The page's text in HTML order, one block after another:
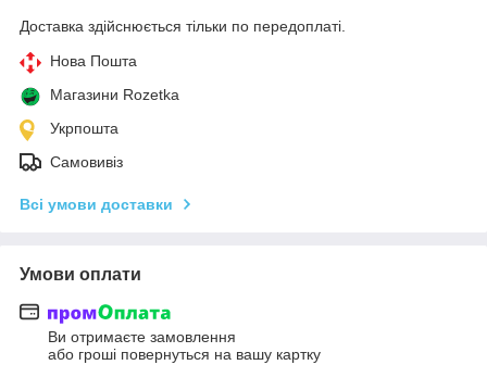
Доставка здійснюється тільки по передоплаті.
Нова Пошта
Магазини Rozetka
Укрпошта
Самовивіз
Всі умови доставки
Умови оплати
Ви отримаєте замовлення
або гроші повернуться на вашу картку